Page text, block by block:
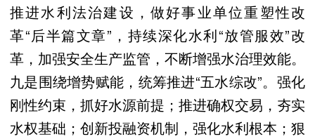
推进水利法治建设，做好事业单位重塑性改
革“后半篇文章”，持续深化水利“放管服效”改
革，加强安全生产监管，不断增强水治理效能。
九是围绕增势赋能，统筹推进“五水综改”。强化
刚性约束，抓好水源前提；推进确权交易，夯实
水权基础；创新投融资机制，强化水利根本；狠